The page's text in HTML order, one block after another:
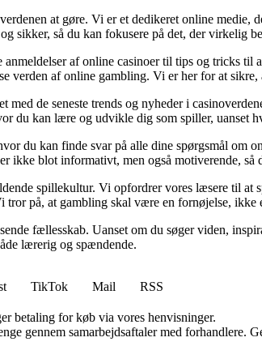
at gøre. Vi er et dedikeret online
sikker, så du kan fokusere på det, der virkelig
af online casinoer til tips og tricks
verden af online gambling. Vi er her for at
med de seneste trends og nyheder i
du kan lære og udvikle dig som spiller, uanset
du kan finde svar på alle dine spørgsmål om
ikke blot informativt, men også motiverende,
spillekultur. Vi opfordrer vores læsere til
på, at gambling skal være en fornøjelse, ikke
fællesskab. Uanset om du søger viden,
lærerig og spændende.
TikTok Mail
RSS
betaling for køb via vores henvisninger.
gennem samarbejdsaftaler med forhandlere.